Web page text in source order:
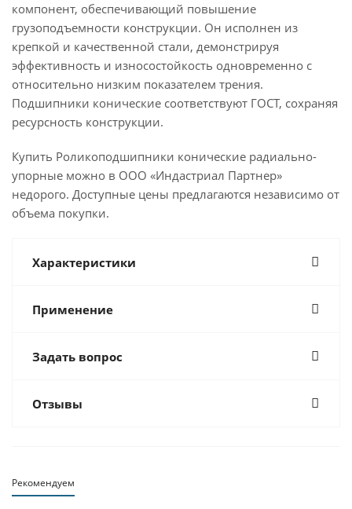
компонент, обеспечивающий повышение
грузоподъемности конструкции. Он исполнен из
крепкой и качественной стали, демонстрируя
эффективность и износостойкость одновременно с
относительно низким показателем трения.
Подшипники конические соответствуют ГОСТ, сохраняя
ресурсность конструкции.
Купить Роликоподшипники конические радиально-
упорные можно в ООО «Индастриал Партнер»
недорого. Доступные цены предлагаются независимо от
объема покупки.
Характеристики
Применение
Задать вопрос
Отзывы
Рекомендуем